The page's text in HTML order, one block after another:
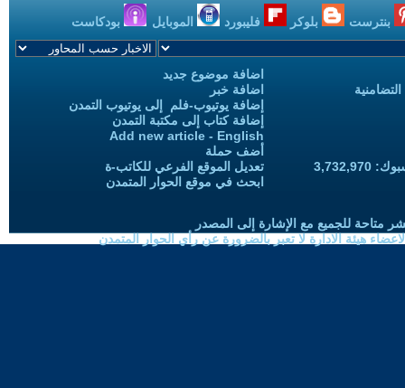
بنترست بلوكر فليبورد الموبايل بودكاست
اضافة موضوع جديد
اضافة خبر
إضافة يوتيوب-فلم إلى يوتيوب التمدن
إضافة كتاب إلى مكتبة التمدن
Add new article - English
أضف حملة
تعديل الموقع الفرعي للكاتب-ة
ابحث في موقع الحوار المتمدن
متاحة للجميع مع الإشارة إلى المصدر
هيئة الادارة لا تعبر بالضرورة عن رأي الحوار المتمدن